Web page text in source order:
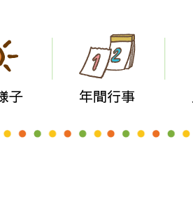
子 年間行事